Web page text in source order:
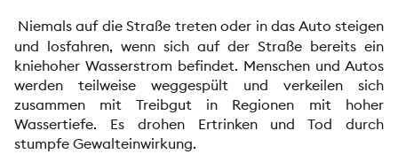
Niemals auf die Straße treten oder in das Auto steigen
und losfahren, wenn sich auf der Straße bereits ein
kniehoher Wasserstrom befindet. Menschen und Autos
werden teilweise weggespült und verkeilen sich
zusammen mit Treibgut in Regionen mit hoher
Wassertiefe. Es drohen Ertrinken und Tod durch
stumpfe Gewalteinwirkung.